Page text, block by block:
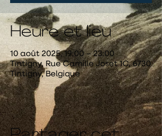
Heure et lieu
10 août 2025, 19:00 – 23:00
Tintigny, Rue Camille Joset 1C, 6730
Tintigny, Belgique